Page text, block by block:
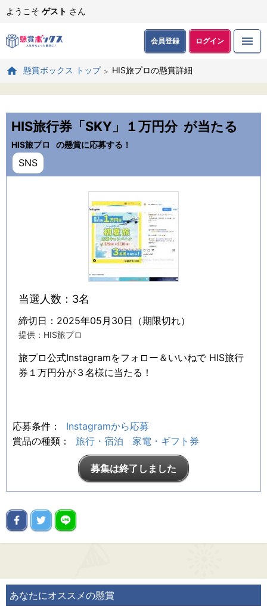
ようこそ ゲスト さん
会員登録 ログイン
懸賞ボックス トップ HIS旅プロの懸賞詳細
HIS旅行券「SKY」１万円分 が当たる
HIS旅プロ の懸賞に応募する！
SNS
当選人数：3名
締切日：2025年05月30日（期限切れ）
提供：HIS旅プロ
旅プロ公式Instagramをフォロー＆いいねで HIS旅行
券１万円分が３名様に当たる！
応募条件：
Instagramから応募
賞品の種類：
旅行・宿泊 家電・ギフト券
募集は終了しました
あなたにオススメの懸賞